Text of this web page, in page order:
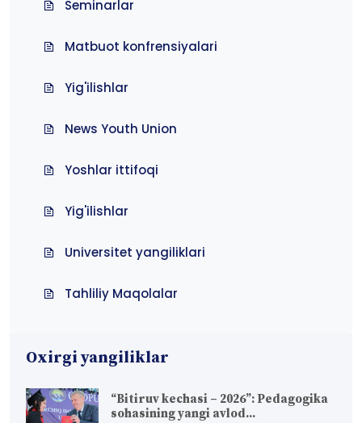
Seminarlar
Matbuot konfrensiyalari
Yig'ilishlar
News Youth Union
Yoshlar ittifoqi
Yig'ilishlar
Universitet yangiliklari
Tahliliy Maqolalar
Oxirgi yangiliklar
“Bitiruv kechasi – 2026”: Pedagogika
sohasining yangi avlod...